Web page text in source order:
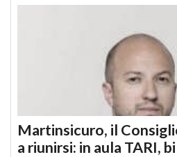
Martinsicuro, il
a riunirsi: in aula TARI,